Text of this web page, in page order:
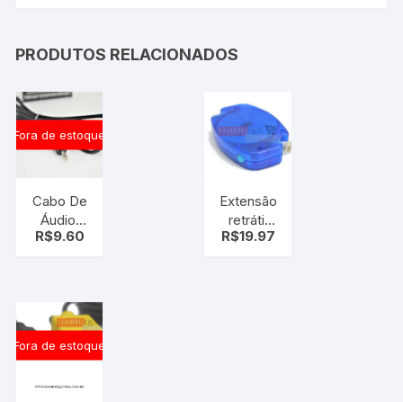
PRODUTOS RELACIONADOS
Fora de estoque
Cabo De
Áudio,
Estéreo
R$9.60
Extensão
retrátil
rj45
R$19.97
Fora de estoque